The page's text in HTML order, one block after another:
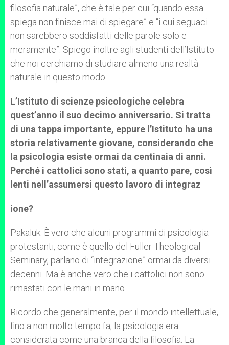
filosofia naturale”, che è tale per cui “quando essa
spiega non finisce mai di spiegare” e “i cui seguaci
non sarebbero soddisfatti delle parole solo e
meramente”. Spiego inoltre agli studenti dell’Istituto
che noi cerchiamo di studiare almeno una realtà
naturale in questo modo.
L’Istituto di scienze psicologiche celebra
quest’anno il suo decimo anniversario. Si tratta
di una tappa importante, eppure l’Istituto ha una
storia relativamente giovane, considerando che
la psicologia esiste ormai da centinaia di anni.
Perché i cattolici sono stati, a quanto pare, così
lenti nell’assumersi questo lavoro di integraz
ione?
Pakaluk: È vero che alcuni programmi di psicologia
protestanti, come è quello del Fuller Theological
Seminary, parlano di “integrazione” ormai da diversi
decenni. Ma è anche vero che i cattolici non sono
rimastati con le mani in mano.
Ricordo che generalmente, per il mondo intellettuale,
fino a non molto tempo fa, la psicologia era
considerata come una branca della filosofia. La